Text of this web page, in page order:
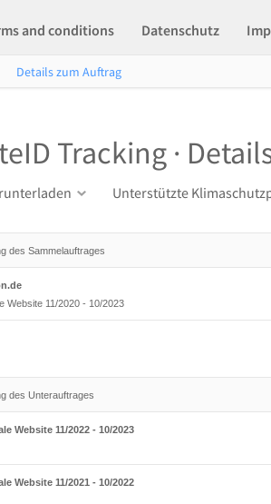
and conditions Datenschutz
Details zum Auftrag
Tracking ·
Unterstützte
des Sammelauftrages
Website 11/2020 - 10/2023
des Unterauftrages
Website 11/2022 - 10/2023
Website 11/2021 - 10/2022